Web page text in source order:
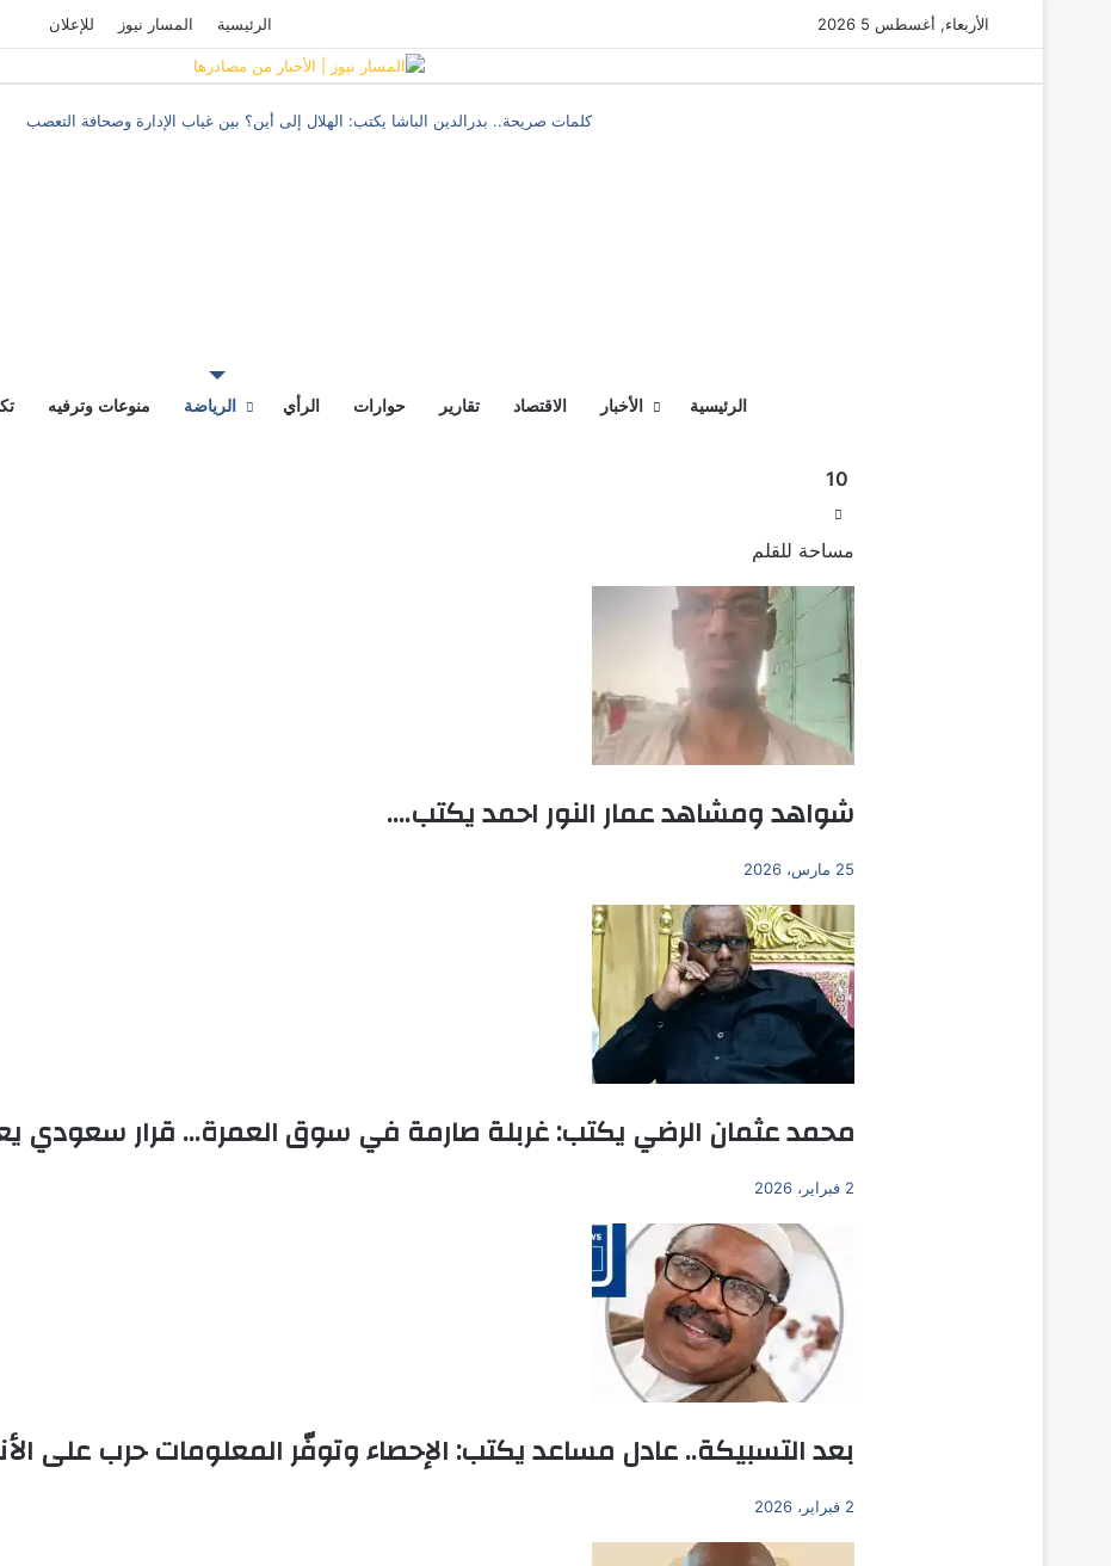
الأربعاء, أغسطس 5 2026 ‫YouTubeتسجيل الدخول
الرئيسية المسار نيوز للإعلان
كلمات صريحة.. بدرالدين الباشا يكتب: الهلال إلى أين؟ بين غياب الإدارة وصحافة التعصب
التالي الرئيسية الأخبار الاقتصاد تقارير حوارات الرأي الرياضة منوعات وترفيه
10
مساحة للقلم
شواهد ومشاهد عمار النور احمد يكتب….
25 مارس، 2026
محمد عثمان الرضي يكتب: غربلة صارمة في سوق العمرة… قرار سعودي
2 فبراير، 2026
بعد التسبيكة.. عادل مساعد يكتب: الإحصاء وتوفّر المعلومات حرب على
2 فبراير، 2026